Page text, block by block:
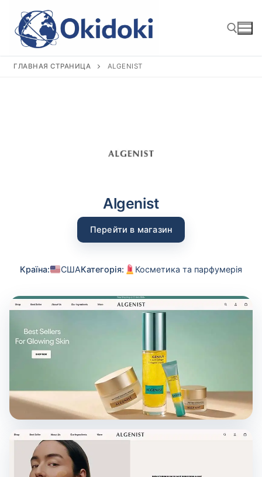
содержимому
ГЛАВНАЯ СТРАНИЦА ALGENIST
Algenist
Перейти в магазин
Країна: СШАКатегорія: Косметика та парфумерія